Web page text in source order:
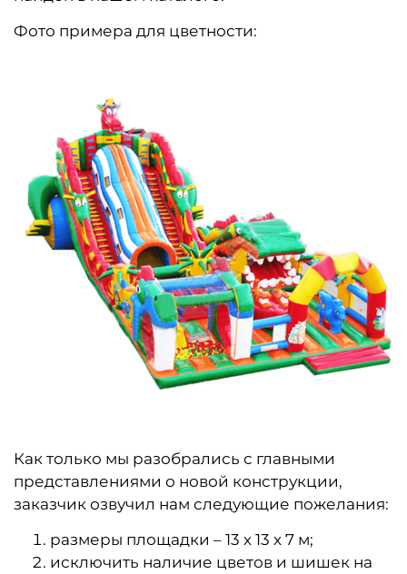
Фото примера для цветности:
Как только мы разобрались с главными
представлениями о новой конструкции,
заказчик озвучил нам следующие пожелания:
размеры площадки – 13 х 13 х 7 м;
исключить наличие цветов и шишек на